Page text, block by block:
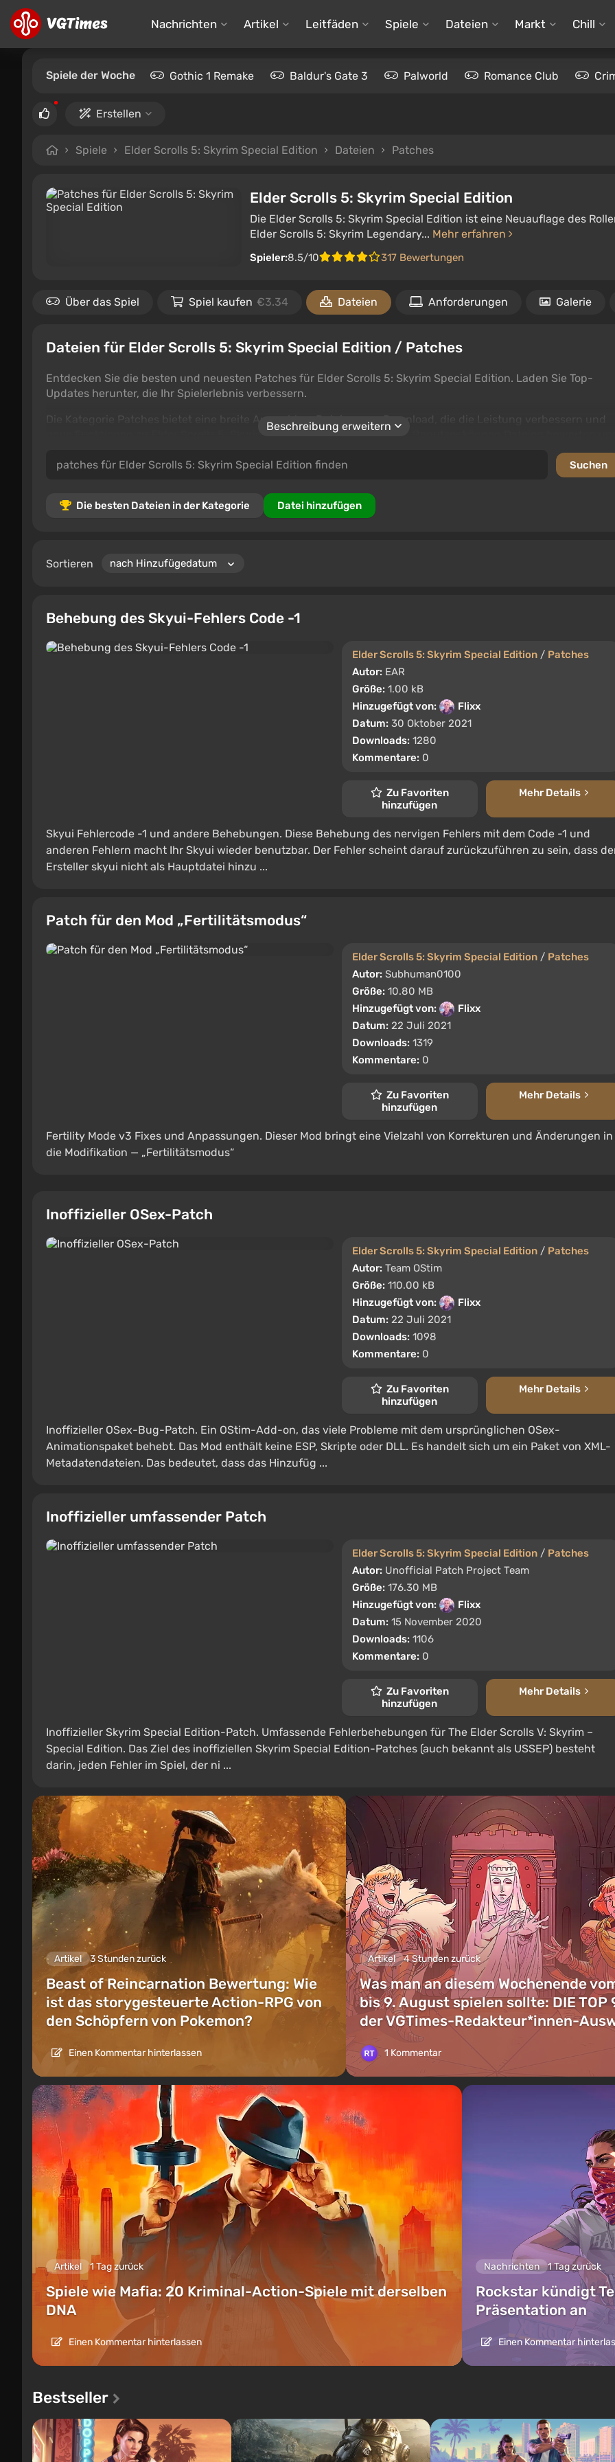
Nachrichten Artikel Leitfäden Spiele Dateien Markt Chill
Spiele der Woche Gothic 1 Remake Baldur's Gate 3 Palworld Romance Club
Erstellen
Spiele Elder Scrolls 5: Skyrim Special Edition Dateien Patches
Elder Scrolls 5: Skyrim Special Edition
Die Elder Scrolls 5: Skyrim Special Edition ist eine Neuauflage des
Elder Scrolls 5: Skyrim Legendary... Mehr erfahren
Spieler:8.5/10 317 Bewertungen
Über das Spiel Spiel kaufen €3.34 Dateien Anforderungen Galerie
Dateien für Elder Scrolls 5: Skyrim Special Edition / Patches
Entdecken Sie die besten und neuesten Patches für Elder Scrolls 5: Skyrim Special Edition. Laden Sie Top-
Updates herunter, die Ihr Spielerlebnis verbessern.
Die Kategorie Patches bietet eine breite Auswahl an Dateien zum Download, die die Leistung verbessern und
neue Funktionen zu Elder Scrolls 5: Skyrim Special Edition hinzufügen. Benutzer können Dateien bewerten
Beschreibung erweitern
Die besten Dateien in der Kategorie Datei hinzufügen
Sortieren
Behebung des Skyui-Fehlers Code -1
Elder Scrolls 5: Skyrim Special Edition / Patches
Autor: EAR
Größe: 1.00 kB
Hinzugefügt von:
Flixx
Datum: 30 Oktober 2021
Downloads: 1280
Kommentare: 0
Zu Favoriten
hinzufügen
Mehr Details
Skyui Fehlercode -1 und andere Behebungen. Diese Behebung des nervigen Fehlers mit dem Code -1 und
anderen Fehlern macht Ihr Skyui wieder benutzbar. Der Fehler scheint darauf zurückzuführen zu sein, dass
Ersteller skyui nicht als Hauptdatei hinzu ...
Patch für den Mod „Fertilitätsmodus“
Elder Scrolls 5: Skyrim Special Edition / Patches
Autor: Subhuman0100
Größe: 10.80 MB
Hinzugefügt von:
Flixx
Datum: 22 Juli 2021
Downloads: 1319
Kommentare: 0
Zu Favoriten
hinzufügen
Mehr Details
Fertility Mode v3 Fixes und Anpassungen. Dieser Mod bringt eine Vielzahl von Korrekturen und Änderungen in
die Modifikation — „Fertilitätsmodus“
Inoffizieller OSex-Patch
Elder Scrolls 5: Skyrim Special Edition / Patches
Autor: Team OStim
Größe: 110.00 kB
Hinzugefügt von:
Flixx
Datum: 22 Juli 2021
Downloads: 1098
Kommentare: 0
Zu Favoriten
hinzufügen
Mehr Details
Inoffizieller OSex-Bug-Patch. Ein OStim-Add-on, das viele Probleme mit dem ursprünglichen OSex-
Animationspaket behebt. Das Mod enthält keine ESP, Skripte oder DLL. Es handelt sich um ein Paket von XML-
Metadatendateien. Das bedeutet, dass das Hinzufüg ...
Inoffizieller umfassender Patch
Elder Scrolls 5: Skyrim Special Edition / Patches
Autor: Unofficial Patch Project Team
Größe: 176.30 MB
Hinzugefügt von:
Flixx
Datum: 15 November 2020
Downloads: 1106
Kommentare: 0
Zu Favoriten
hinzufügen
Mehr Details
Inoffizieller Skyrim Special Edition-Patch. Umfassende Fehlerbehebungen für The Elder Scrolls V: Skyrim –
Special Edition. Das Ziel des inoffiziellen Skyrim Special Edition-Patches (auch bekannt als USSEP) besteht
darin, jeden Fehler im Spiel, der ni ...
Artikel 3 Stunden zurück
Beast of Reincarnation Bewertung: Wie
ist das storygesteuerte Action-RPG von
den Schöpfern von Pokemon?
Einen Kommentar hinterlassen
Artikel 4 Stunden zurück
Was man an diesem Wochenende
bis 9. August spielen sollte: DIE TOP
der VGTimes-Redakteur*innen-
1 Kommentar
Artikel 1 Tag zurück
Spiele wie Mafia: 20 Kriminal-Action-Spiele mit derselben
DNA
Einen Kommentar hinterlassen
Nachrichten 1 Tag zurück
Rockstar kündigt
Präsentation an
Einen Kommentar
Bestseller